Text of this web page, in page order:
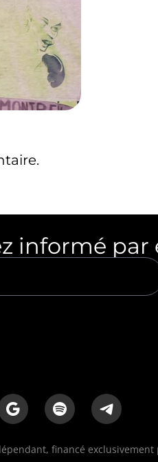
informé par
financé exclusivement